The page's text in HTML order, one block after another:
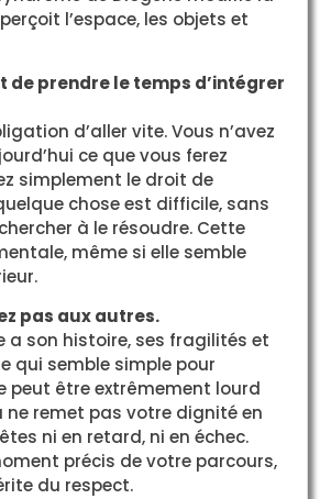
l’espace, les objets et
de prendre le temps d’intégrer
d’aller vite. Vous n’avez
ce que vous ferez
simplement le droit de
chose est difficile, sans
à le résoudre. Cette
même si elle semble
pas aux autres.
a son histoire, ses fragilités et
qui semble simple pour
peut être extrêmement lourd
ne remet pas votre dignité en
ni en retard, ni en échec.
précis de votre parcours,
du respect.